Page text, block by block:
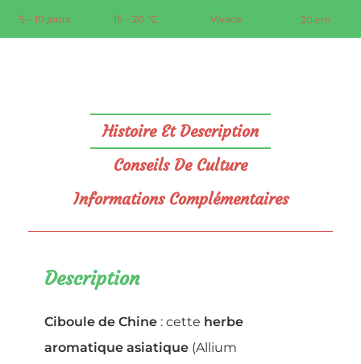
5 – 10 jours 15 – 20 °C Vivace 20 cm
Histoire Et Description
Conseils De Culture
Informations Complémentaires
Description
Ciboule de Chine : cette herbe
aromatique asiatique (Allium